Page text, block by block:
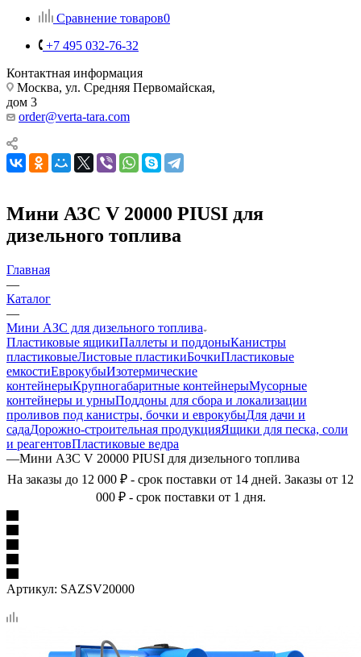
Сравнение товаров0
+7 495 032-76-32
Контактная информация
Москва, ул. Средняя Первомайская,
дом 3
order@verta-tara.com
Мини АЗС V 20000 PIUSI для
дизельного топлива
Главная
—
Каталог
—
Мини АЗС для дизельного топлива
Пластиковые ящикиПаллеты и поддоныКанистры
пластиковыеЛистовые пластикиБочкиПластиковые
емкостиЕврокубыИзотермические
контейнерыКрупногабаритные контейнерыМусорные
контейнеры и урныПоддоны для сбора и локализации
проливов под канистры, бочки и еврокубыДля дачи и
садаДорожно-строительная продукцияЯщики для песка, соли
и реагентовПластиковые ведра
—Мини АЗС V 20000 PIUSI для дизельного топлива
На заказы до 12 000 ₽ - срок поставки от 14 дней. Заказы от 12
000 ₽ - срок поставки от 1 дня.
Артикул: SAZSV20000